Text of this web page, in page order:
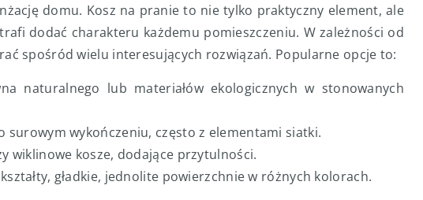
domu. Kosz na pranie to nie tylko praktyczny element, ale
dodać charakteru każdemu pomieszczeniu. W zależności od
spośród wielu interesujących rozwiązań. Popularne opcje to:
naturalnego lub materiałów ekologicznych w stonowanych
surowym wykończeniu, często z elementami siatki.
wiklinowe kosze, dodające przytulności.
gładkie, jednolite powierzchnie w różnych kolorach.